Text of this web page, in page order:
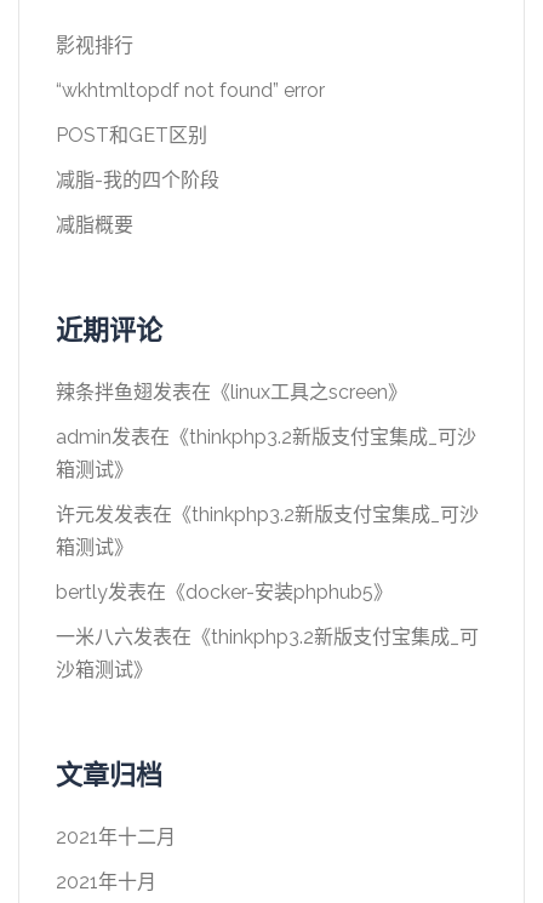
影视排行
“wkhtmltopdf not found” error
POST和GET区别
减脂-我的四个阶段
减脂概要
近期评论
辣条拌鱼翅发表在《linux工具之screen》
admin发表在《thinkphp3.2新版支付宝集成_可沙
箱测试》
许元发发表在《thinkphp3.2新版支付宝集成_可沙
箱测试》
bertly发表在《docker-安装phphub5》
一米八六发表在《thinkphp3.2新版支付宝集成_可
沙箱测试》
文章归档
2021年十二月
2021年十月